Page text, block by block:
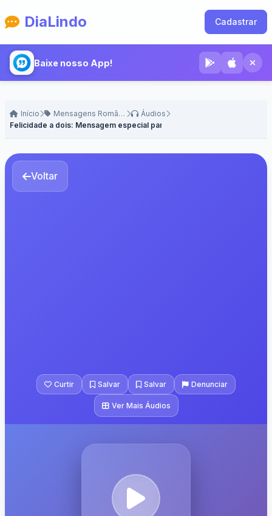
DiaLindo Cadastrar
Baixe nosso App!
Início Mensagens Românticas
Áudios
Felicidade a dois: Mensagem especial para ela - Voz Feminina
Voltar
Curtir Salvar Salvar Denunciar
Ver Mais Áudios